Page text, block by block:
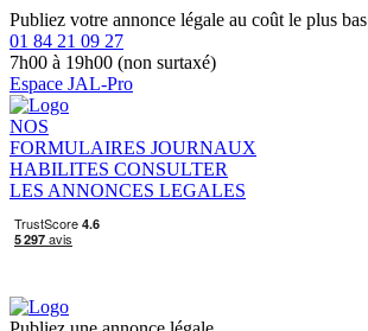
Publiez votre annonce légale au coût le plus bas
01 84 21 09 27
7h00 à 19h00 (non surtaxé)
Espace JAL-Pro
NOS
FORMULAIRES JOURNAUX
HABILITES CONSULTER
LES ANNONCES LEGALES